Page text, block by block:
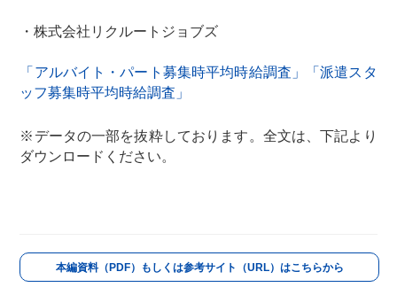
・株式会社リクルートジョブズ
「アルバイト・パート募集時平均時給調査」
「派遣スタ
ッフ募集時平均時給調査」
※データの一部を抜粋しております。全文は、下記より
ダウンロードください。
本編資料（PDF）もしくは参考サイト（URL）はこちらから